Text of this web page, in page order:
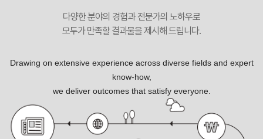
㈜비케이에스엔피 포트폴리오
다양한 분야의 경험과 전문가의 노하우로
모두가 만족할 결과물을 제시해 드립니다.
Drawing on extensive experience across diverse fields and expert
know-how,
we deliver outcomes that satisfy everyone.